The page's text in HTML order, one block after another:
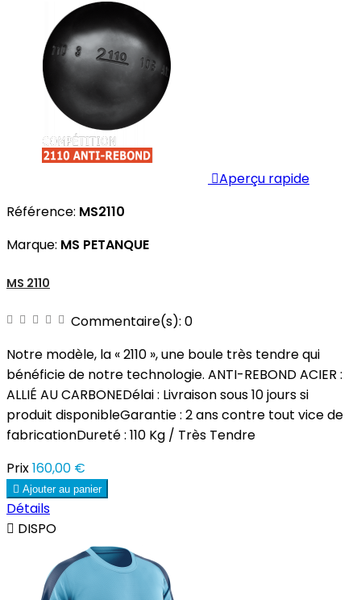
Aperçu rapide
Référence: MS2110
Marque: MS PETANQUE
MS 2110
Commentaire(s): 0
Notre modèle, la « 2110 », une boule très tendre qui
bénéficie de notre technologie. ANTI-REBOND ACIER :
ALLIÉ AU CARBONEDélai : Livraison sous 10 jours si
produit disponibleGarantie : 2 ans contre tout vice de
fabricationDureté : 110 Kg / Très Tendre
Prix160,00 €
 Ajouter au panier
Détails
 DISPO